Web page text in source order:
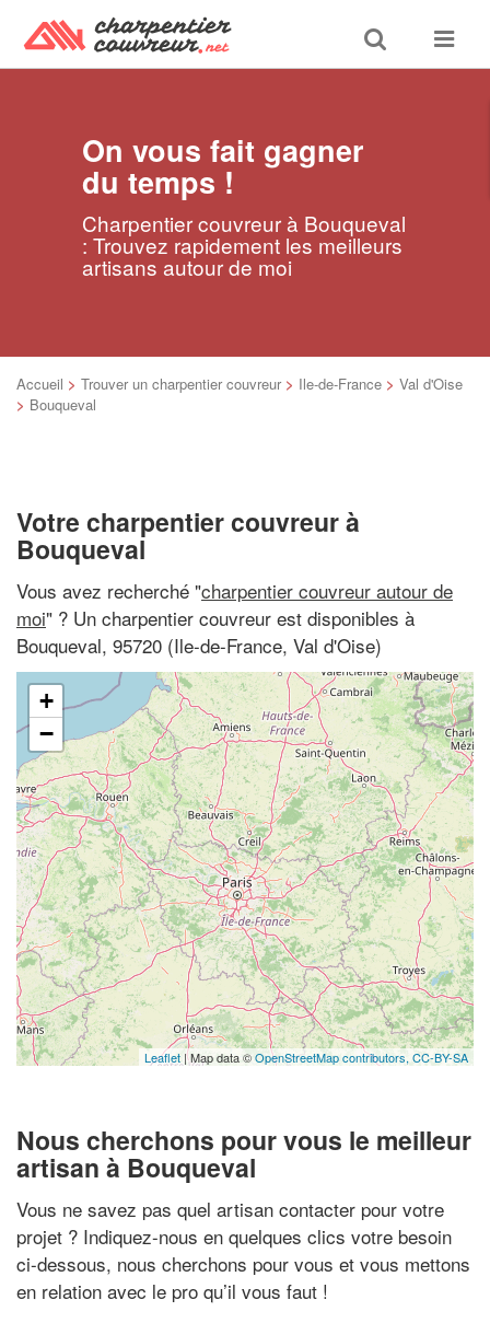
Toggle
search
Toggle
On vous fait gagner
du temps !
Charpentier couvreur à Bouqueval
: Trouvez rapidement les meilleurs
artisans autour de moi
Accueil > Trouver un charpentier couvreur > Ile-de-France > Val d'Oise
> Bouqueval
Votre charpentier couvreur à
Bouqueval
Vous avez recherché "charpentier couvreur autour de
moi" ? Un charpentier couvreur est disponibles à
Bouqueval, 95720 (Ile-de-France, Val d'Oise)
+
−
Leaflet | Map data ©OpenStreetMap contributors, CC-BY-SA
Nous cherchons pour vous le meilleur
artisan à Bouqueval
Vous ne savez pas quel artisan contacter pour votre
projet ? Indiquez-nous en quelques clics votre besoin
ci-dessous, nous cherchons pour vous et vous mettons
en relation avec le pro qu’il vous faut !